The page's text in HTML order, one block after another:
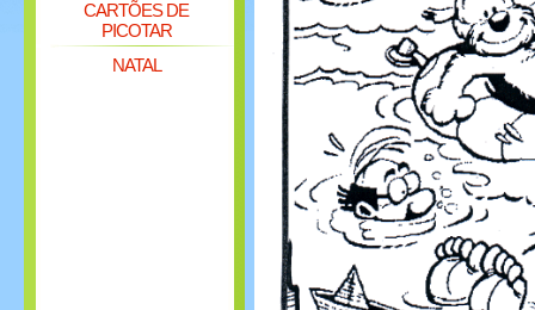
CARTÕES DE
PICOTAR
NATAL